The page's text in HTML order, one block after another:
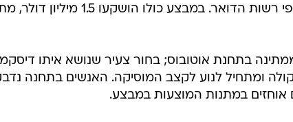
ולממש אותם לפרסים ללא הגרלה בסניפי רשות הדואר. במבצע כולו הושקעו
בתחנת אוטובוס; בחור צעיר שנושא איתו
ומתחיל לנוע לקצב המוסיקה. האנשים בתחנה
במתנות המוצעות במבצע.